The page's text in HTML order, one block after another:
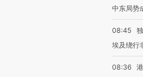
中东局势
08:45
埃及绕行
08:36